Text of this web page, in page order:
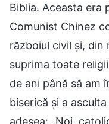
Biblia. Aceasta era
Comunist Chinez
războiul civil și, din
suprima toate
de ani până să am
biserică și a
adesea: „Noi,